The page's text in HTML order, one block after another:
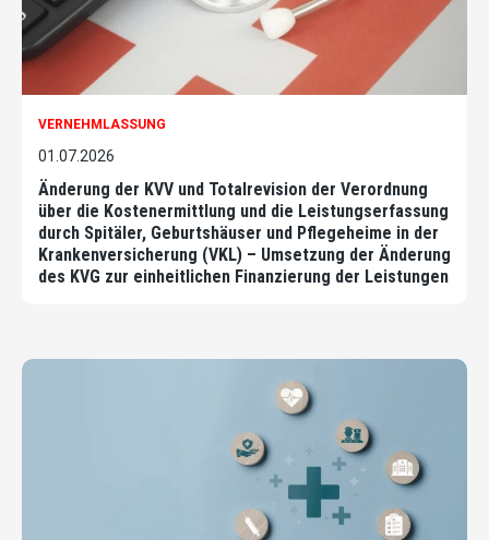
VERNEHMLASSUNG
01.07.2026
Änderung der KVV und Totalrevision der Verordnung
über die Kostenermittlung und die Leistungserfassung
durch Spitäler, Geburtshäuser und Pflegeheime in der
Krankenversicherung (VKL) – Umsetzung der Änderung
des KVG zur einheitlichen Finanzierung der Leistungen